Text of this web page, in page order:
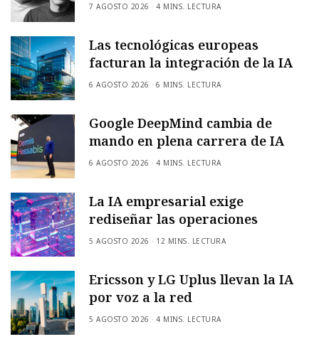
7 AGOSTO 2026 4 MINS. LECTURA
Las tecnológicas europeas
facturan la integración de la IA
6 AGOSTO 2026 6 MINS. LECTURA
Google DeepMind cambia de
mando en plena carrera de IA
6 AGOSTO 2026 4 MINS. LECTURA
La IA empresarial exige
rediseñar las operaciones
5 AGOSTO 2026 12 MINS. LECTURA
Ericsson y LG Uplus llevan la IA
por voz a la red
5 AGOSTO 2026 4 MINS. LECTURA